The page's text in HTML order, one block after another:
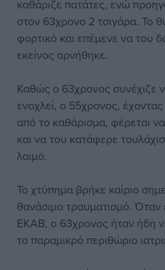
καθάριζε πατάτες, ενώ
στον 63χρονο 2 τσιγάρα. Το
φορτικό και επέμενε να του
εκείνος αρνήθηκε.
Καθώς ο 63χρονος συνέχιζε
ενοχλεί, ο 55χρονος,
από το καθάρισμα, φέρεται
και να του κατάφερε
λαιμό.
Το χτύπημα βρήκε καίριο
θανάσιμο τραυματισμό.
ΕΚΑΒ, ο 63χρονος ήταν ήδη
το παραμικρό περιθώριο